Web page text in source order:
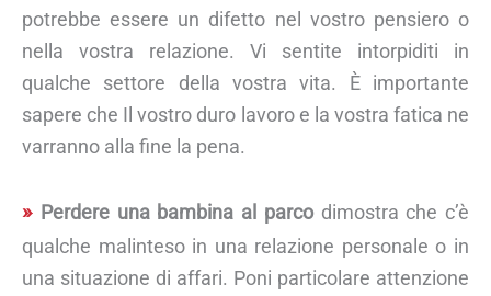
potrebbe essere un difetto nel vostro pensiero o
nella vostra relazione. Vi sentite intorpiditi in
qualche settore della vostra vita. È importante
sapere che Il vostro duro lavoro e la vostra fatica ne
varranno alla fine la pena.
Perdere una bambina al parcodimostra che c’è
qualche malinteso in una relazione personale o in
una situazione di affari. Poni particolare attenzione